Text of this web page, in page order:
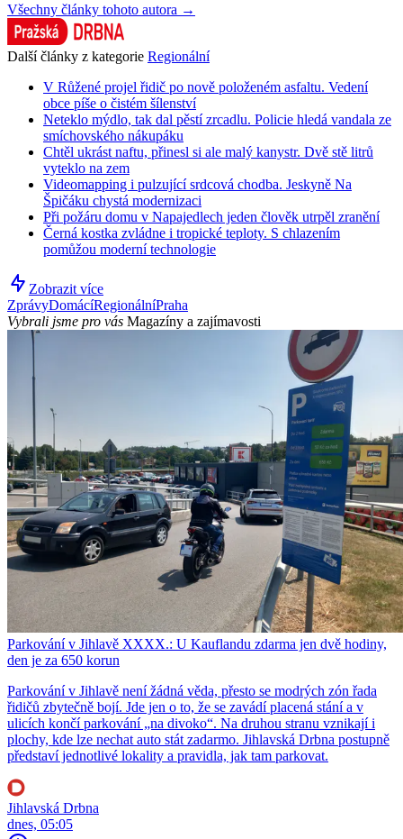
Všechny články tohoto autora →
Další články z kategorie Regionální
V Růžené projel řidič po nově položeném asfaltu. Vedení
obce píše o čistém šílenství
Neteklo mýdlo, tak dal pěstí zrcadlu. Policie hledá vandala ze
smíchovského nákupáku
Chtěl ukrást naftu, přinesl si ale malý kanystr. Dvě stě litrů
vyteklo na zem
Videomapping i pulzující srdcová chodba. Jeskyně Na
Špičáku chystá modernizaci
Při požáru domu v Napajedlech jeden člověk utrpěl zranění
Černá kostka zvládne i tropické teploty. S chlazením
pomůžou moderní technologie
Zobrazit více
ZprávyDomácíRegionálníPraha
Vybrali jsme pro vás Magazíny a zajímavosti
Parkování v Jihlavě XXXX.: U Kauflandu zdarma jen dvě hodiny,
den je za 650 korun
Parkování v Jihlavě není žádná věda, přesto se modrých zón řada
řidičů zbytečně bojí. Jde jen o to, že se zavádí placená stání a v
ulicích končí parkování „na divoko“. Na druhou stranu vznikají i
plochy, kde lze nechat auto stát zadarmo. Jihlavská Drbna postupně
představí jednotlivé lokality a pravidla, jak tam parkovat.
Jihlavská Drbna
dnes, 05:05